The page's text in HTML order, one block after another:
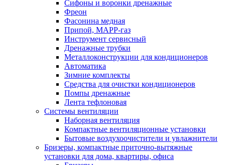
Сифоны и воронки дренажные
Фреон
Фасонина медная
Припой, МАРР-газ
Инструмент сервисный
Дренажные трубки
Металлоконструкции для кондиционеров
Автоматика
Зимние комплекты
Средства для очистки кондиционеров
Помпы дренажные
Лента тефлоновая
Системы вентиляции
Наборная вентиляция
Компактные вентиляционные установки
Бытовые воздухоочистители и увлажнители
Бризеры, компактные приточно-вытяжные
установки для дома, квартиры, офиса